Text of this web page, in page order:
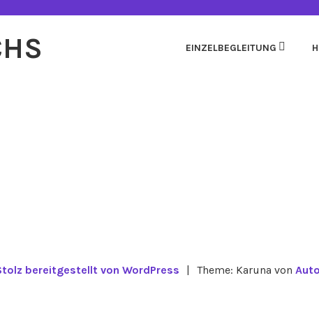
EINZELBEGLEITUNG
bereitgestellt von WordPress | Theme: Karuna von